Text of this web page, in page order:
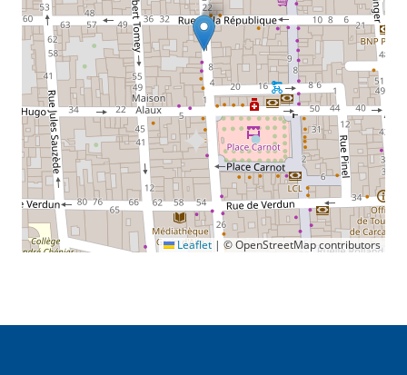
Leaflet | © OpenStreetMap contributors